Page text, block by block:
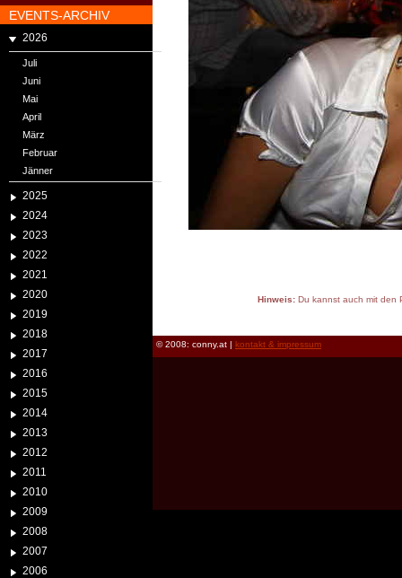
EVENTS-ARCHIV
2026
Juli
Juni
Mai
April
März
Februar
Jänner
2025
2024
2023
2022
2021
2020
2019
2018
2017
2016
2015
2014
2013
2012
2011
2010
2009
2008
2007
2006
Hinweis:Du kannst auch mit den
© 2008: conny.at | kontakt & impressum